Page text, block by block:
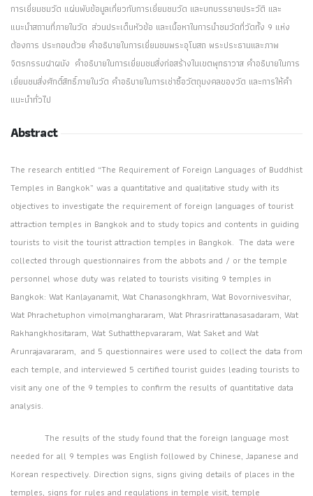
การเยี่ยมชมวัด แผ่นพับข้อมูลเกี่ยวกับการเยี่ยมชมวัด และบทบรรยายประวัติ และ
แนะนำสถานที่ภายในวัด ส่วนประเด็นหัวข้อ และเนื้อหาในการนำชมวัดที่วัดทั้ง 9 แห่ง
ต้องการ ประกอบด้วย คำอธิบายในการเยี่ยมชมพระอุโบสถ พระประธานและภาพ
จิตรกรรมฝาผนัง คำอธิบายในการเยี่ยมชมสิ่งก่อสร้างในเขตพุทธาวาส คำอธิบายในการ
เยี่ยมชมสิ่งศักดิ์สิทธิ์ภายในวัด คำอธิบายในการเช่าซื้อวัตถุมงคลของวัด และการให้คำ
แนะนำทั่วไป
Abstract
The research entitled “The Requirement of Foreign Languages of Buddhist
Temples in Bangkok” was a quantitative and qualitative study with its
objectives to investigate the requirement of foreign languages of tourist
attraction temples in Bangkok and to study topics and contents in guiding
tourists to visit the tourist attraction temples in Bangkok. The data were
collected through questionnaires from the abbots and / or the temple
personnel whose duty was related to tourists visiting 9 temples in
Bangkok: Wat Kanlayanamit, Wat Chanasongkhram, Wat Bovornivesvihar,
Wat Phrachetuphon vimolmanghararam, Wat Phrasrirattanasasadaram, Wat
Rakhangkhositaram, Wat Suthatthepvararam, Wat Saket and Wat
Arunrajavararam, and 5 questionnaires were used to collect the data from
each temple, and interviewed 5 certified tourist guides leading tourists to
visit any one of the 9 temples to confirm the results of quantitative data
analysis.
The results of the study found that the foreign language most
needed for all 9 temples was English followed by Chinese, Japanese and
Korean respectively. Direction signs, signs giving details of places in the
temples, signs for rules and regulations in temple visit, temple